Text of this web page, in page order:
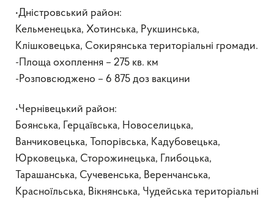
•Дністровський район:
Кельменецька, Хотинська, Рукшинська,
Клішковецька, Сокирянська територіальні громади.
-Площа охоплення – 275 кв. км
-Розповсюджено – 6 875 доз вакцини
•Чернівецький район:
Боянська, Герцаївська, Новоселицька,
Ванчиковецька, Топорівська, Кадубовецька,
Юрковецька, Сторожинецька, Глибоцька,
Тарашанська, Сучевенська, Веренчанська,
Красноїльська, Вікнянська, Чудейська територіальні